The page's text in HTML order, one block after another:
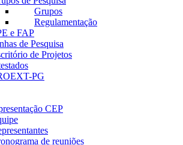
Grupos
Regulamentação
e FAP
de Pesquisa
de Projetos
PG
CEP
de reuniões